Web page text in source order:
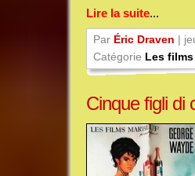
Lire la suite...
Par Éric Draven |
Catégorie Les films
Cinque figli di